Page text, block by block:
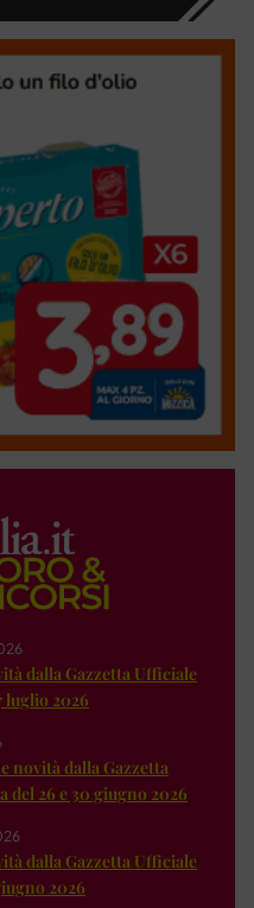
dalla Gazzetta Ufficiale
luglio 2026
novità dalla Gazzetta
del 26 e 30 giugno 2026
dalla Gazzetta Ufficiale
2026